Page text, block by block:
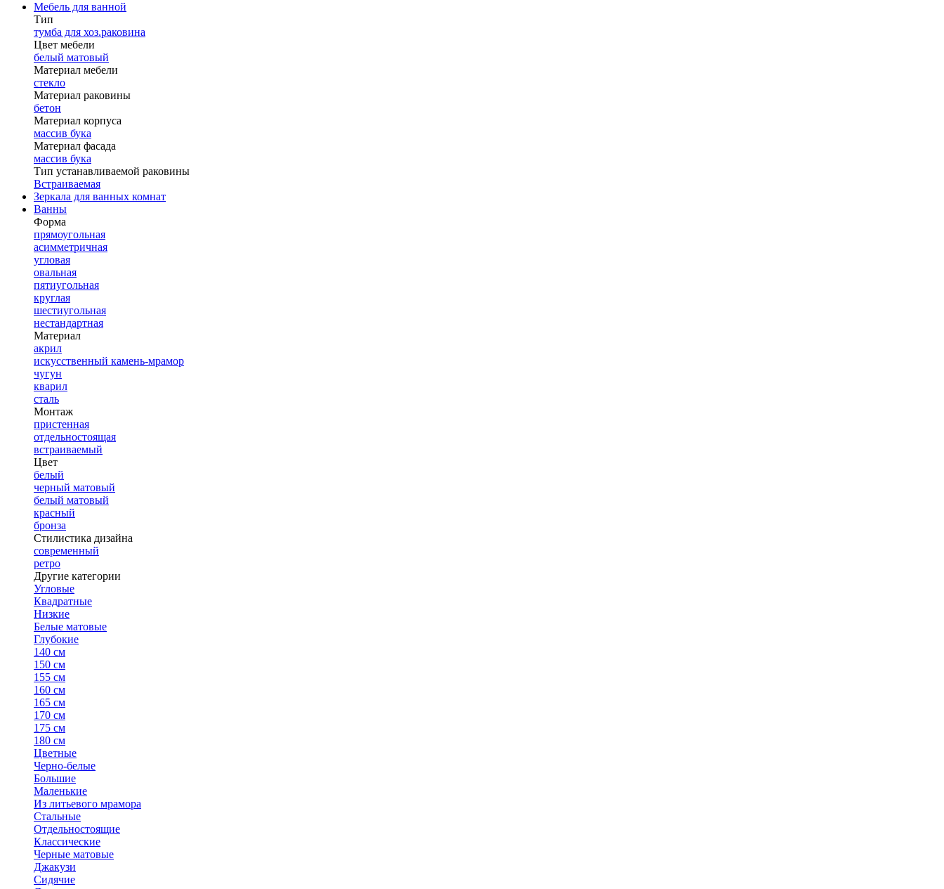
Мебель для ванной
Тип
тумба для хоз.раковина
Цвет мебели
белый матовый
Материал мебели
стекло
Материал раковины
бетон
Материал корпуса
массив бука
Материал фасада
массив бука
Тип устанавливаемой раковины
Встраиваемая
Зеркала для ванных комнат
Ванны
Форма
прямоугольная
асимметричная
угловая
овальная
пятиугольная
круглая
шестиугольная
нестандартная
Материал
акрил
искусственный камень-мрамор
чугун
кварил
сталь
Монтаж
пристенная
отдельностоящая
встраиваемый
Цвет
белый
черный матовый
белый матовый
красный
бронза
Стилистика дизайна
современный
ретро
Другие категории
Угловые
Квадратные
Низкие
Белые матовые
Глубокие
140 см
150 см
155 см
160 см
165 см
170 см
175 см
180 см
Цветные
Черно-белые
Большие
Маленькие
Из литьевого мрамора
Стальные
Отдельностоящие
Классические
Черные матовые
Джакузи
Сидячие